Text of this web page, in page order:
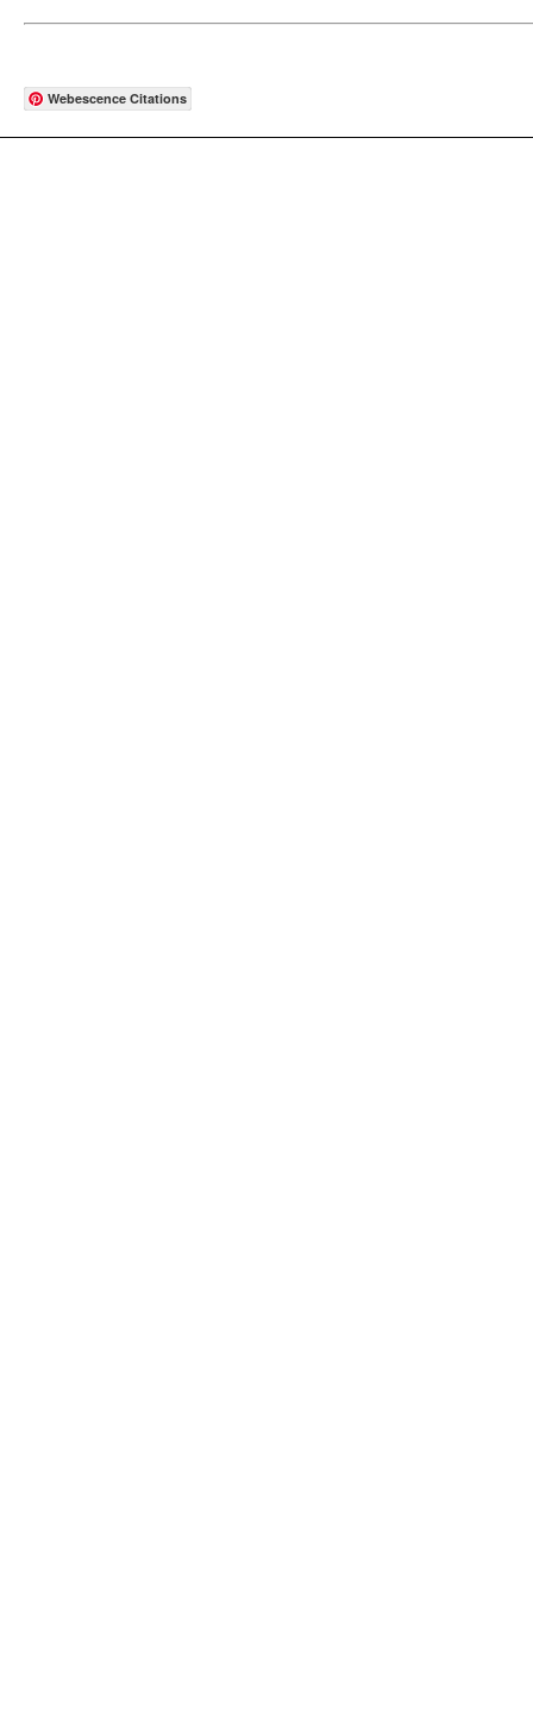
Webescence Citations